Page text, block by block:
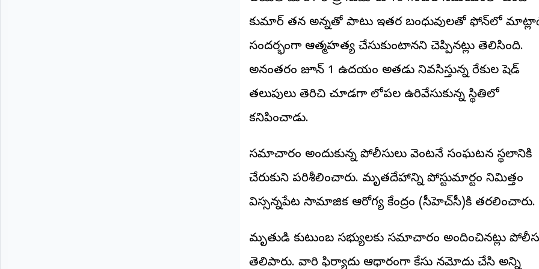
కుమార్ తన అన్నతో పాటు ఇతర బంధువులతో ఫోన్‌లో
సందర్భంగా ఆత్మహత్య చేసుకుంటానని చెప్పినట్లు తెలిసింది.
అనంతరం జూన్ 1 ఉదయం అతడు నివసిస్తున్న రేకుల షెడ్
తలుపులు తెరిచి చూడగా లోపల ఉరివేసుకున్న స్థితిలో
కనిపించాడు.
సమాచారం అందుకున్న పోలీసులు వెంటనే సంఘటన స్థలానికి
చేరుకుని పరిశీలించారు. మృతదేహాన్ని పోస్టుమార్టం నిమిత్తం
విస్సన్నపేట సామాజిక ఆరోగ్య కేంద్రం (సీహెచ్‌సీ)కి తరలించారు.
మృతుడి కుటుంబ సభ్యులకు సమాచారం అందించినట్లు
తెలిపారు. వారి ఫిర్యాదు ఆధారంగా కేసు నమోదు చేసి అన్ని